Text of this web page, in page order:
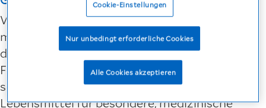
Wenn der Nährstoffbedarf des Körpers nicht
mehr über die alltägliche Nahrung allein zu
decken ist, können Trinknahrungen wie
Fresubin® die entstandene Versorgungslücke
schließen. Dabei handelt es sich dann um
Lebensmittel für besondere, medizinische
Cookie-Einstellungen
Nur unbedingt erforderliche Cookies
Alle Cookies akzeptieren